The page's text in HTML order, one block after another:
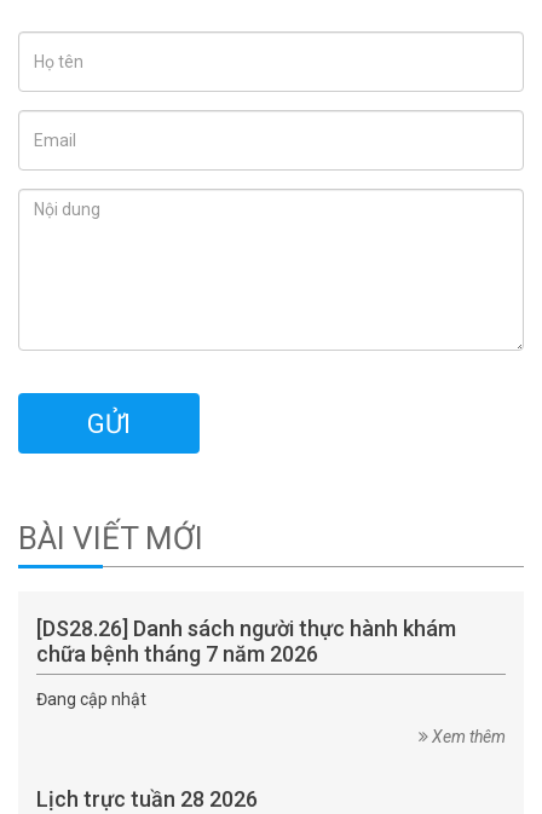
BÀI VIẾT MỚI
[DS28.26] Danh sách người thực hành khám
chữa bệnh tháng 7 năm 2026
Đang cập nhật
Xem thêm
Lịch trực tuần 28 2026